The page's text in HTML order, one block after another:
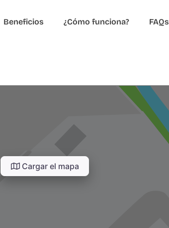
Beneficios ¿Cómo funciona? FAQs
Cargar el mapa